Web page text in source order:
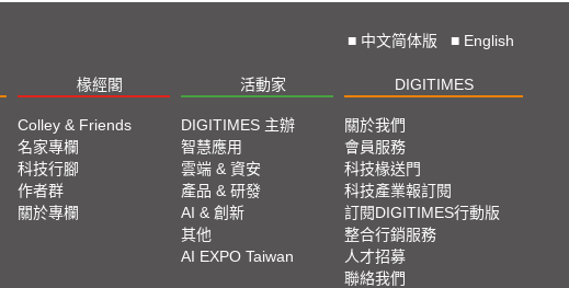
■ 中文简体版 ■ English
椽經閣 活動家 DIGITIMES
Colley & Friends
名家專欄
科技行腳
作者群
關於專欄
DIGITIMES 主辦
智慧應用
雲端 & 資安
產品 & 研發
AI & 創新
其他
AI EXPO Taiwan
關於我們
會員服務
科技椽送門
科技產業報訂閱
訂閱DIGITIMES行動版
整合行銷服務
人才招募
聯絡我們